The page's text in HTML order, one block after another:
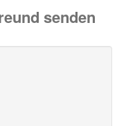
senden